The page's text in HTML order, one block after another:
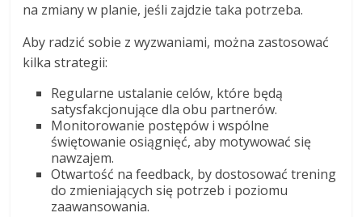
na zmiany w planie, jeśli zajdzie taka potrzeba.
Aby radzić sobie z wyzwaniami, można zastosować
kilka strategii:
Regularne ustalanie celów, które będą
satysfakcjonujące dla obu partnerów.
Monitorowanie postępów i wspólne
świętowanie osiągnięć, aby motywować się
nawzajem.
Otwartość na feedback, by dostosować trening
do zmieniających się potrzeb i poziomu
zaawansowania.